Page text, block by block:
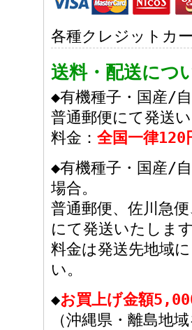
各種クレジットカ
送料・配送につ
◆有機種子・国産/
普通郵便にて発送
料金： 全国一律120
◆有機種子・国産/
場合。
普通郵便、佐川急
にて発送いたしま
料金は発送先地域
い。
◆お買上げ金額
（沖縄県・離島地